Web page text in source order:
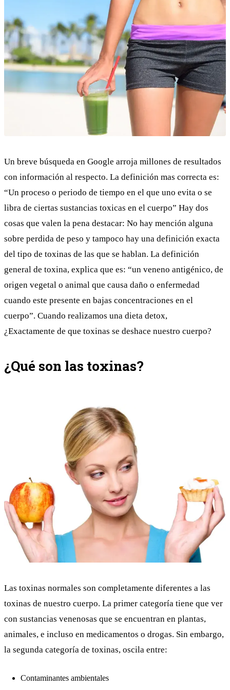
Un breve búsqueda en Google arroja millones de resultados
con información al respecto. La definición mas correcta es:
“Un proceso o periodo de tiempo en el que uno evita o se
libra de ciertas sustancias toxicas en el cuerpo” Hay dos
cosas que valen la pena destacar: No hay mención alguna
sobre perdida de peso y tampoco hay una definición exacta
del tipo de toxinas de las que se hablan. La definición
general de toxina, explica que es: “un veneno antigénico, de
origen vegetal o animal que causa daño o enfermedad
cuando este presente en bajas concentraciones en el
cuerpo”. Cuando realizamos una dieta detox,
¿Exactamente de que toxinas se deshace nuestro cuerpo?
¿Qué son las toxinas?
Las toxinas normales son completamente diferentes a las
toxinas de nuestro cuerpo. La primer categoría tiene que ver
con sustancias venenosas que se encuentran en plantas,
animales, e incluso en medicamentos o drogas. Sin embargo,
la segunda categoría de toxinas, oscila entre:
Contaminantes ambientales